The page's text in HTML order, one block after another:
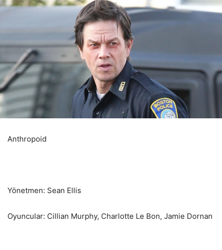
Anthropoid
Yönetmen: Sean Ellis
Oyuncular: Cillian Murphy, Charlotte Le Bon, Jamie Dornan